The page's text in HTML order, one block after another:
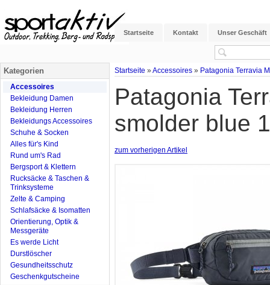
Startseite Kontakt Unser Geschäft
Startseite » Accessoires » Patagonia Terravia
Patagonia
smolder blue
zum vorherigen Artikel
Kategorien
Accessoires
Bekleidung Damen
Bekleidung Herren
Bekleidungs Accessoires
Schuhe & Socken
Alles für's Kind
Rund um's Rad
Bergsport & Klettern
Rucksäcke & Taschen &
Trinksysteme
Zelte & Camping
Schlafsäcke & Isomatten
Orientierung, Optik &
Messgeräte
Es werde Licht
Durstlöscher
Gesundheitsschutz
Geschenkgutscheine